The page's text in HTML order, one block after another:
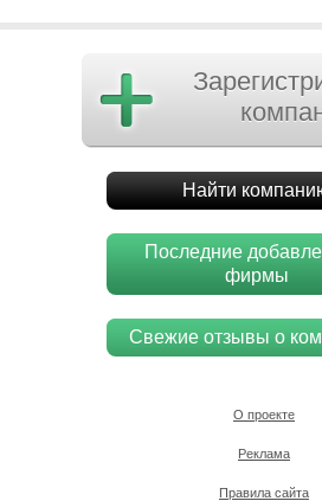
Найти
Последние
фирмы
Свежие отзывы о
О проекте
Реклама
Правила сайта